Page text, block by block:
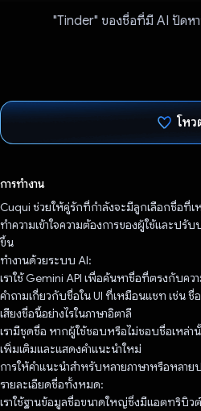
"Tinder" ของชื่อที่มี AI ปัดห
โหว
การทำงาน
Cuqui ช่วยให้คู่รักที่กำลังจะมีลูกเลือกชื่อที่เ
ทำความเข้าใจความต้องการของผู้ใช้และปรับ
ขึ้น
ทำงานด้วยระบบ AI:
เราใช้ Gemini API เพื่อค้นหาชื่อที่ตรงกับค
คำถามเกี่ยวกับชื่อใน UI ที่เหมือนแชท เช่น
เสียงชื่อนี้อย่างไรในภาษาอิตาลี
เรามีชุดชื่อ หากผู้ใช้ชอบหรือไม่ชอบชื่อเหล่า
เพิ่มเติมและแสดงคำแนะนำใหม่
การให้คำแนะนำสำหรับหลายภาษาหรือหลาย
รายละเอียดชื่อทั้งหมด:
เราใช้ฐานข้อมูลชื่อขนาดใหญ่ซึ่งมีแอตทริบิว